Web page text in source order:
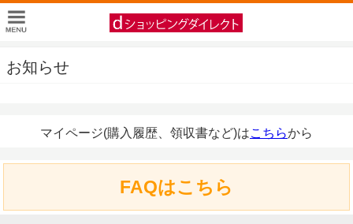
お知らせ
マイページ(購入履歴、領収書など)はこちらから
FAQはこちら